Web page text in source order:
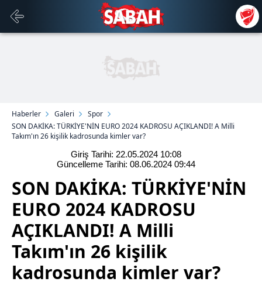
Haberler Galeri
Spor
SON DAKİKA: TÜRKİYE'NİN EURO 2024 KADROSU AÇIKLANDI! A Milli
Takım'ın 26 kişilik kadrosunda kimler var?
Giriş Tarihi: 22.05.2024 10:08
Güncelleme Tarihi: 08.06.2024 09:44
SON DAKİKA: TÜRKİYE'NİN
EURO 2024 KADROSU
AÇIKLANDI! A Milli
Takım'ın 26 kişilik
kadrosunda kimler var?